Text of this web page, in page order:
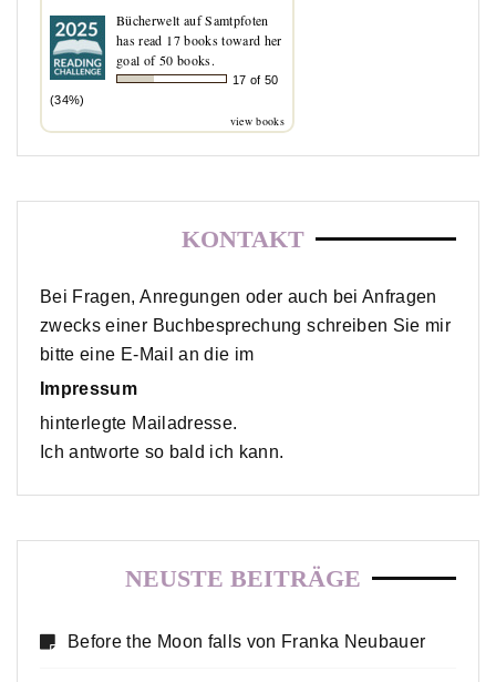
Bücherwelt auf Samtpfoten
has read 17 books toward her
goal of 50 books.
17 of 50
(34%)
view books
KONTAKT
Bei Fragen, Anregungen oder auch bei Anfragen
zwecks einer Buchbesprechung schreiben Sie mir
bitte eine E-Mail an die im
Impressum
hinterlegte Mailadresse.
Ich antworte so bald ich kann.
NEUSTE BEITRÄGE
Before the Moon falls von Franka Neubauer